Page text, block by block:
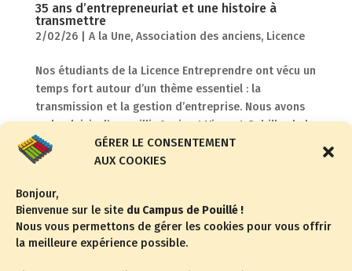
GÉRER LE CONSENTEMENT
AUX COOKIES
Bonjour,
Bienvenue sur le site du Campus de Pouillé !
Nous vous permettons de gérer les cookies pour vous offrir
la meilleure expérience possible.
35 ans d’entrepreneuriat et une histoire à
transmettre
2/02/26| A la Une, Association des anciens, Licence
Nos étudiants de la Licence Entreprendre ont vécu un
temps fort autour d’un thème essentiel : la
transmission et la gestion d’entreprise. Nous avons
eu le plaisir d’accueillir Annie et Vincent Gabillard, de
la Maison Gabillard, boulangers passionnés et
entrepreneurs...
« Entrées précédentes Entrées suivantes »